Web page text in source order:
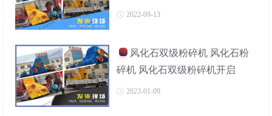
2022-09-13
风化石双级粉碎机 风化石粉
碎机 风化石双级粉碎机开启
2023-01-09